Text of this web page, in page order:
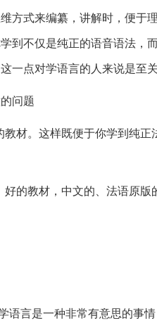
方式来编纂，讲解时，便于
到不仅是纯正的语音语法，
一点对学语言的人来说是至关
问题
材。这样既便于你学到纯正
的教材，中文的、法语原版
语言是一种非常有意思的事